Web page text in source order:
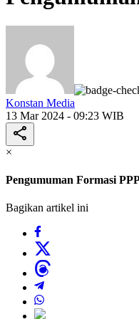
Konstan Media
13 Mar 2024 - 09:23 WIB
×
Pengumuman Formasi
Bagikan artikel ini